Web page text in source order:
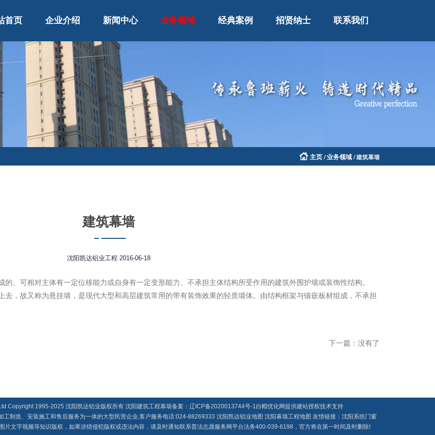
首页 企业介绍 新闻中心 业务领域 经典案例 招贤纳士 联系我们
主页 / 业务领域 / 建筑幕墙
建筑幕墙
沈阳凯达铝业工程 2016-06-18
、可相对主体有一定位移能力或自身有一定变形能力、不承担主体结构所受作用的建筑外围护墙或装饰性结构。
，故又称为悬挂墙，是现代大型和高层建筑常用的带有装饰效果的轻质墙体。由结构框架与镶嵌板材组成，不承担
下一篇：没有了
Copyright 1995-2025 沈阳凯达铝业版权所有 沈阳建筑工程幕墙备案： 辽ICP备2020013744号-1 白帽优化网提供建站授权技术支持
制造、安装施工和售后服务为一体的大型民营企业,客户服务电话:024-88269333 沈阳凯达铝业地图 沈阳幕墙工程地图 友情链接： 沈阳系统门窗
片文字视频等知识版权，如果涉猎侵犯版权或违法内容，请及时通知联系普法志愿服务网平台法务400-039-6198，官方将在第一时间及时删除!